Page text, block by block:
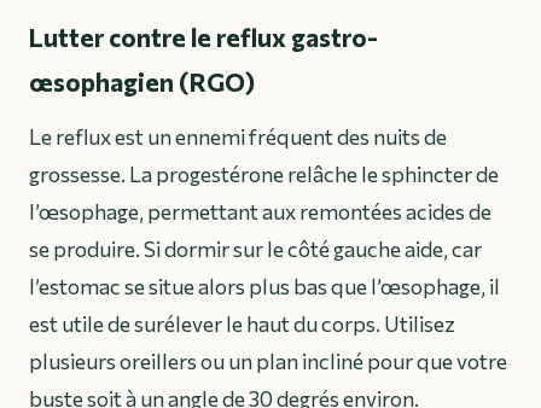
Lutter contre le reflux gastro-
œsophagien (RGO)
Le reflux est un ennemi fréquent des nuits de
grossesse. La progestérone relâche le sphincter de
l’œsophage, permettant aux remontées acides de
se produire. Si dormir sur le côté gauche aide, car
l’estomac se situe alors plus bas que l’œsophage, il
est utile de surélever le haut du corps. Utilisez
plusieurs oreillers ou un plan incliné pour que votre
buste soit à un angle de 30 degrés environ.